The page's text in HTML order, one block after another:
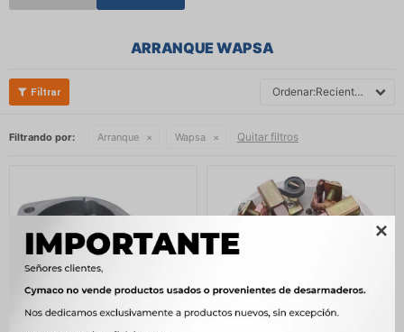

ARRANQUE WAPSA
Recientes
Filtrando por: Arranque Wapsa Quitar filtros